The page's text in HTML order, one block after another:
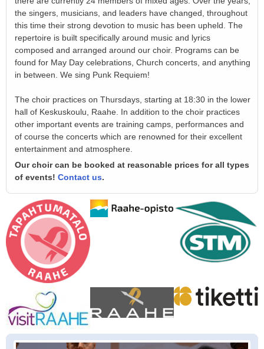
the singers, musicians, and leaders have changed, throughout
this time their strong devotion to music has been upheld. The
repertoire is built specifically around music and lyrics
composed and arranged around our choir. Programs can be
found for May Day celebrations, Church concerts, and anything
in between. We sing Punk Requiem!
The choir practices on Thursdays, starting at 18:30 in the lower
hall of Keskuskoulu, Raahe. In addition to the choir practices
other important events are training camps, performances and
of course the concerts which are renowned for their excellent
entertainment and atmosphere.
Our choir can be booked at reasonable prices for all types
of events! Contact us.